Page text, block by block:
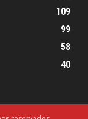
109
99
58
40